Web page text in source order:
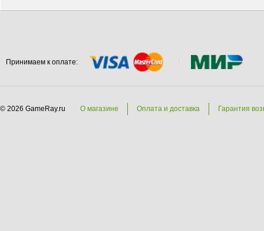
Принимаем к оплате:
© 2026 GameRay.ru О магазине Оплата и доставка Гарантия